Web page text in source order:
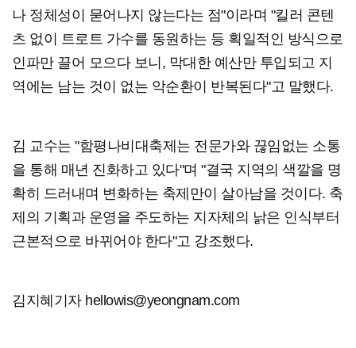
나 정체성이 묻어나지 않는다는 점"이라며 "킬러 콘텐
츠 없이 트로트 가수를 동원하는 등 획일적인 방식으로
인파만 끌어 모으다 보니, 막대한 예산만 투입되고 지
역에는 남는 것이 없는 악순환이 반복된다"고 말했다.
김 교수는 "함평나비대축제는 전문가와 끊임없는 소통
을 통해 매년 진화하고 있다"며 "결국 지역의 색깔을 명
확히 드러내며 변화하는 축제만이 살아남을 것이다. 축
제의 기획과 운영을 주도하는 지자체의 낡은 인식부터
근본적으로 바뀌어야 한다"고 강조했다.
김지혜기자 hellowis@yeongnam.com